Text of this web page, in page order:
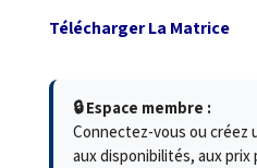
Télécharger La Matrice
🔒 Espace membre :
Connectez-vous ou créez
aux disponibilités, aux